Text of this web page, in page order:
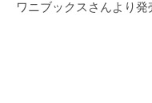
ワニブックスさんより発